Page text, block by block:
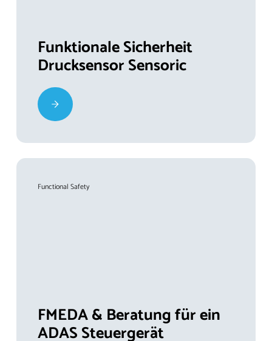
Funktionale Sicherheit
Drucksensor Sensoric
Functional Safety
FMEDA & Beratung für ein
ADAS Steuergerät